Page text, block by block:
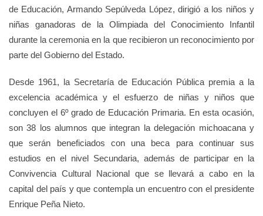
de Educación, Armando Sepúlveda López, dirigió a los niños y
niñas ganadoras de la Olimpiada del Conocimiento Infantil
durante la ceremonia en la que recibieron un reconocimiento por
parte del Gobierno del Estado.
Desde 1961, la Secretaría de Educación Pública premia a la
excelencia académica y el esfuerzo de niñas y niños que
concluyen el 6º grado de Educación Primaria. En esta ocasión,
son 38 los alumnos que integran la delegación michoacana y
que serán beneficiados con una beca para continuar sus
estudios en el nivel Secundaria, además de participar en la
Convivencia Cultural Nacional que se llevará a cabo en la
capital del país y que contempla un encuentro con el presidente
Enrique Peña Nieto.